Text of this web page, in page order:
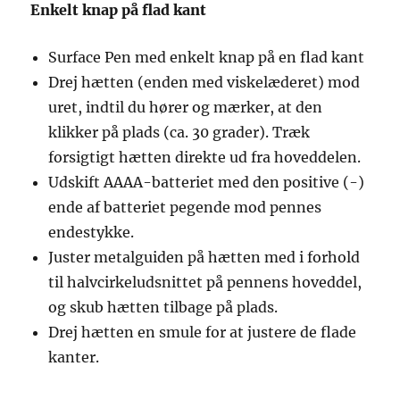
Enkelt knap på flad kant
Surface Pen med enkelt knap på en flad kant
Drej hætten (enden med viskelæderet) mod
uret, indtil du hører og mærker, at den
klikker på plads (ca. 30 grader). Træk
forsigtigt hætten direkte ud fra hoveddelen.
Udskift AAAA-batteriet med den positive (-)
ende af batteriet pegende mod pennes
endestykke.
Juster metalguiden på hætten med i forhold
til halvcirkeludsnittet på pennens hoveddel,
og skub hætten tilbage på plads.
Drej hætten en smule for at justere de flade
kanter.